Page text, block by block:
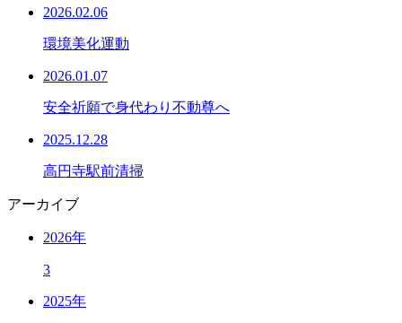
2026.02.06
環境美化運動
2026.01.07
安全祈願で身代わり不動尊へ
2025.12.28
高円寺駅前清掃
アーカイブ
2026年
3
2025年